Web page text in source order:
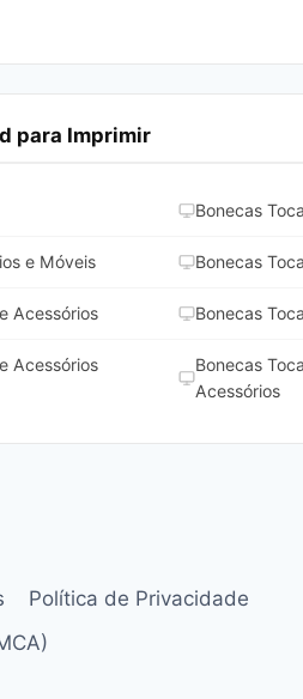
para Imprimir
Bonecas
e Móveis Bonecas
Acessórios Bonecas
Acessórios
Bonecas
Acessórios
Política de Privacidade